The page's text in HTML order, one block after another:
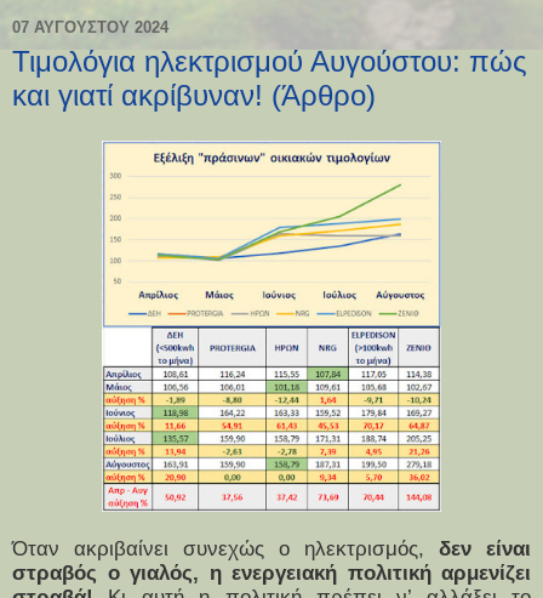
07 ΑΥΓΟΎΣΤΟΥ 2024
Τιμολόγια ηλεκτρισμού Αυγούστου: πώς
και γιατί ακρίβυναν! (Άρθρο)
Όταν ακριβαίνει συνεχώς ο ηλεκτρισμός, δεν είναι
στραβός ο γιαλός, η ενεργειακή πολιτική αρμενίζει